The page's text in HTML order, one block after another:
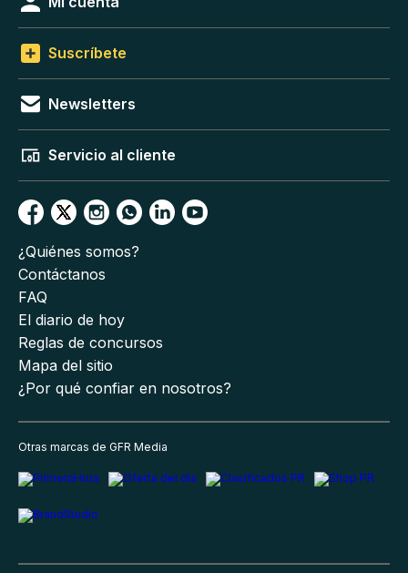
Suscríbete
Newsletters
Servicio al cliente
¿Quiénes somos?
Contáctanos
FAQ
El diario de hoy
Reglas de concursos
Mapa del sitio
¿Por qué confiar en nosotros?
Otras marcas de GFR Media